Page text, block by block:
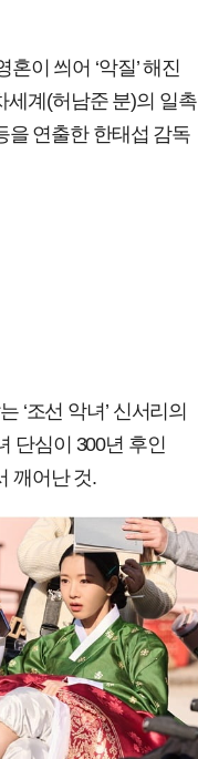
이 씌어 ‘악질’ 해진
세계(허남준 분)의 일촉
을 연출한 한태섭 감독
‘조선 악녀’ 신서리의
단심이 300년 후인
깨어난 것.